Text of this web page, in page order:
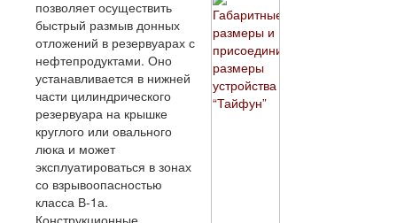
позволяет осуществить
быстрый размыв донных
отложений в резервуарах с
нефтепродуктами. Оно
устанавливается в нижней
части цилиндрического
резервуара на крышке
круглого или овального
люка и может
эксплуатироваться в зонах
со взрывоопасностью
класса В-1а.
Конструкционные